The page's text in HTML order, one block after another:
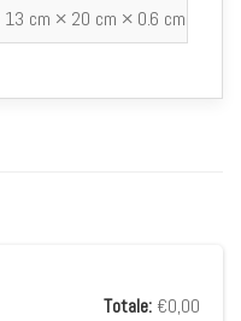
13 cm × 20 cm × 0.6 cm
Totale: €0,00